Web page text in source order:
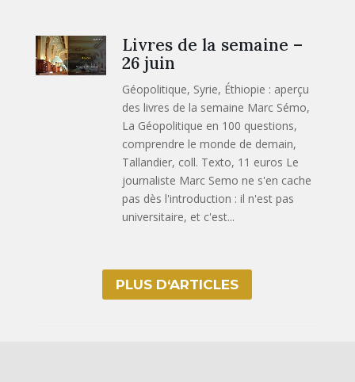
Livres de la semaine –
26 juin
Géopolitique, Syrie, Éthiopie : aperçu
des livres de la semaine Marc Sémo,
La Géopolitique en 100 questions,
comprendre le monde de demain,
Tallandier, coll. Texto, 11 euros Le
journaliste Marc Semo ne s'en cache
pas dès l'introduction : il n'est pas
universitaire, et c'est...
PLUS D‘ARTICLES